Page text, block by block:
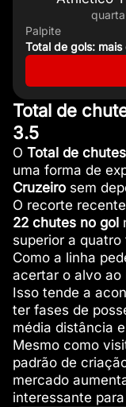
Palpite
Total de gols: mais
Total de
3.5
O Total de
uma forma de
Cruzeirosem
O recorte
22 chutes no gol
superior a
Como a linha
acertar o alvo ao
Isso tende a
ter fases de
média distância
Mesmo como
padrão de
mercado
interessante para